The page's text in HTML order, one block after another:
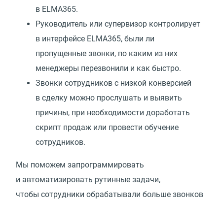
в ELMA365.
Руководитель или супервизор контролирует
в интерфейсе ELMA365, были ли
пропущенные звонки, по каким из них
менеджеры перезвонили и как быстро.
Звонки сотрудников с низкой конверсией
в сделку можно прослушать и выявить
причины, при необходимости доработать
скрипт продаж или провести обучение
сотрудников.
Мы поможем запрограммировать
и автоматизировать рутинные задачи,
чтобы сотрудники обрабатывали больше звонков